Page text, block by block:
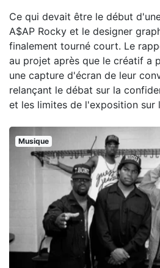
Ce qui devait être le début
A$AP Rocky et le designer
finalement tourné court. Le
au projet après que le créatif a
une capture d'écran de leur
relançant le débat sur la
et les limites de l'exposition sur
Musique